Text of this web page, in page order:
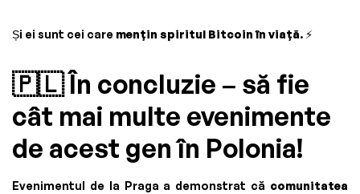
Și ei sunt cei care mențin spiritul Bitcoin în viață. ⚡
🇵🇱 În concluzie – să fie
cât mai multe evenimente
de acest gen în Polonia!
Evenimentul de la Praga a demonstrat că comunitatea